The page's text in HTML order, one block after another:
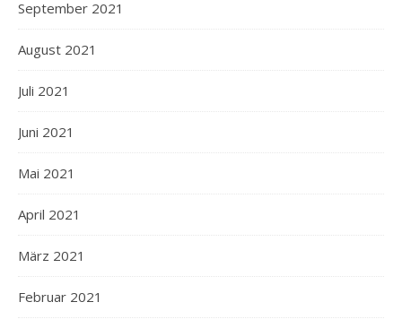
September 2021
August 2021
Juli 2021
Juni 2021
Mai 2021
April 2021
März 2021
Februar 2021